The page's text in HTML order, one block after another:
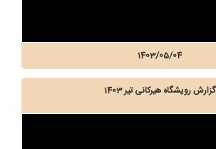
1403/05/04
گزارش رویشگاه هیرکانی تیر 1403